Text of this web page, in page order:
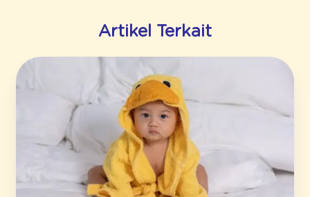
Artikel Terkait